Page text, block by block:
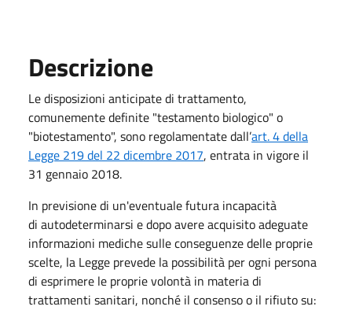
Descrizione
Le disposizioni anticipate di trattamento,
comunemente definite "testamento biologico" o
"biotestamento", sono regolamentate dall’art. 4 della
Legge 219 del 22 dicembre 2017, entrata in vigore il
31 gennaio 2018.
In previsione di un'eventuale futura incapacità
di autodeterminarsi e dopo avere acquisito adeguate
informazioni mediche sulle conseguenze delle proprie
scelte, la Legge prevede la possibilità per ogni persona
di esprimere le proprie volontà in materia di
trattamenti sanitari, nonché il consenso o il rifiuto su: